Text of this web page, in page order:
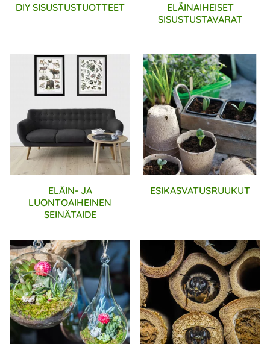
DIY SISUSTUSTUOTTEET
ELÄINAIHEISET
SISUSTUSTAVARAT
ELÄIN- JA
LUONTOAIHEINEN
SEINÄTAIDE
ESIKASVATUSRUUKUT